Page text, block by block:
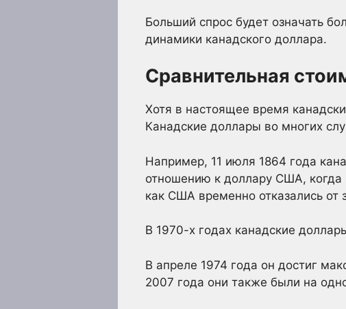
Больший спрос будет означать
динамики канадского доллара.
Сравнительная
Хотя в настоящее время
Канадские доллары во многих
Например, 11 июля 1864 года
отношению к доллару США, когда
как США временно отказались от
В 1970-х годах канадские
В апреле 1974 года он достиг
2007 года они также были на